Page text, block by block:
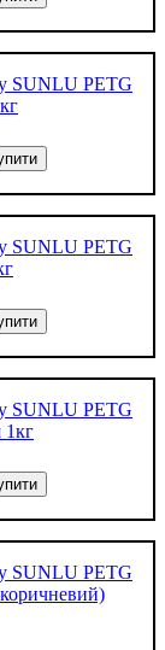
SUNLU PETG
SUNLU PETG
SUNLU PETG
SUNLU PETG